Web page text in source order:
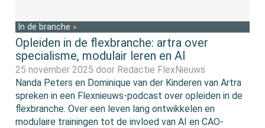
In de branche
Opleiden in de flexbranche: artra over
specialisme, modulair leren en AI
25 november 2025 door Redactie FlexNieuws
Nanda Peters en Dominique van der Kinderen van Artra
spreken in een Flexnieuws-podcast over opleiden in de
flexbranche. Over een leven lang ontwikkelen en
modulaire trainingen tot de invloed van AI en CAO-